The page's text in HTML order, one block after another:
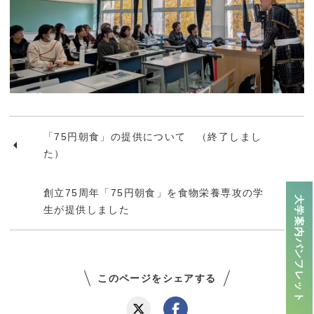
「75円朝食」の提供について （終了しまし
た）
創立75周年「75円朝食」を食物栄養専攻の学
生が提供しました
大学案内パンフレット
このページをシェアする